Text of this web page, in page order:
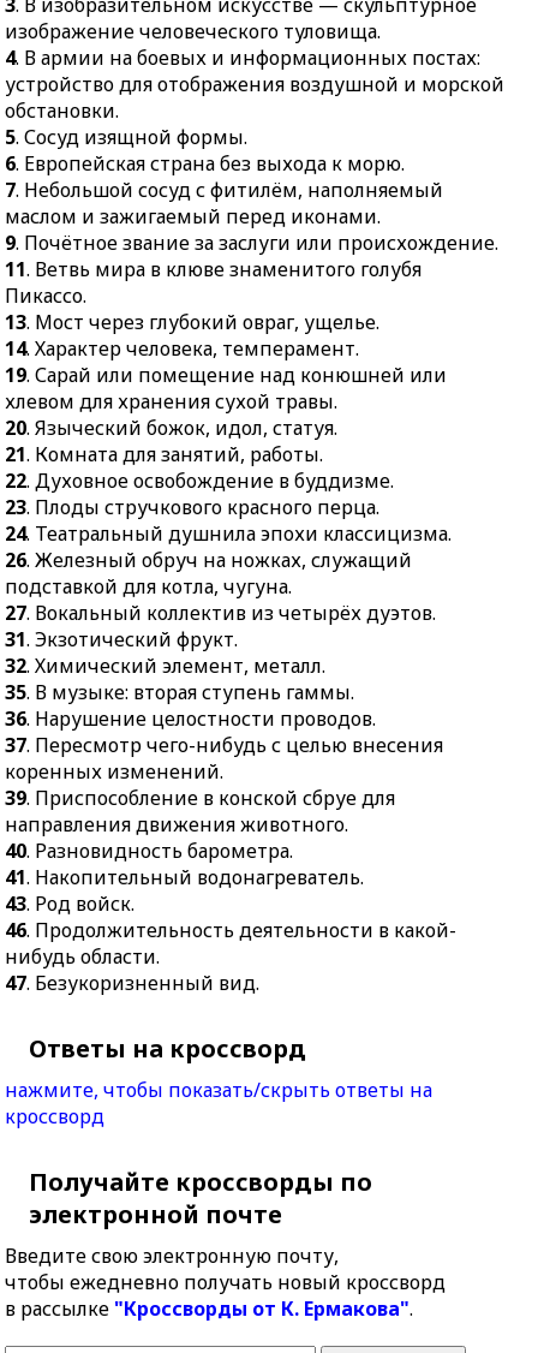
50.Плод южного дерева.
51.Окружение,
окружающая обстановка.
52.Автор книг, статей и
исследований о родном
городе.
39.Приспособление в
конской сбруе для
направления движения
животного.
41.Накопительный
водонагреватель.
43. Род войск.
46.Продолжительность
нибудь области.
47.Безукоризненный
вид.
изображение человеческого туловища.
4. В армии на боевых и информационных постах:
устройство для отображения воздушной и морской
обстановки.
5. Сосуд изящной формы.
6. Европейская страна без выхода к морю.
7. Небольшой сосуд с фитилём, наполняемый
маслом и зажигаемый перед иконами.
9. Почётное звание за заслуги или происхождение.
11. Ветвь мира в клюве знаменитого голубя
Пикассо.
13. Мост через глубокий овраг, ущелье.
14. Характер человека, темперамент.
19. Сарай или помещение над конюшней или
хлевом для хранения сухой травы.
20. Языческий божок, идол, статуя.
21. Комната для занятий, работы.
22. Духовное освобождение в буддизме.
23. Плоды стручкового красного перца.
24. Театральный душнила эпохи классицизма.
26. Железный обруч на ножках, служащий
подставкой для котла, чугуна.
27. Вокальный коллектив из четырёх дуэтов.
31. Экзотический фрукт.
32. Химический элемент, металл.
35. В музыке: вторая ступень гаммы.
36. Нарушение целостности проводов.
37. Пересмотр чего-нибудь с целью внесения
коренных изменений.
39. Приспособление в конской сбруе для
направления движения животного.
40. Разновидность барометра.
41. Накопительный водонагреватель.
43. Род войск.
46. Продолжительность деятельности в какой-
нибудь области.
47. Безукоризненный вид.
Ответы на кроссворд
нажмите, чтобы показать/скрыть ответы на
кроссворд
Получайте кроссворды по
электронной почте
Введите свою электронную почту,
чтобы ежедневно получать новый кроссворд
в рассылке "Кроссворды от К. Ермакова".